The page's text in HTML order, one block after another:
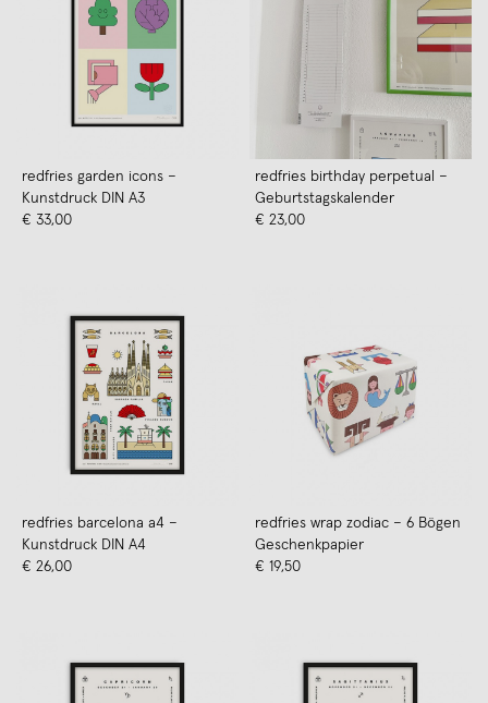
redfries garden icons –
Kunstdruck DIN A3
€ 33,00
redfries birthday perpetual –
Geburtstagskalender
€ 23,00
redfries barcelona a4 –
Kunstdruck DIN A4
€ 26,00
redfries wrap zodiac – 6 Bögen
Geschenkpapier
€ 19,50